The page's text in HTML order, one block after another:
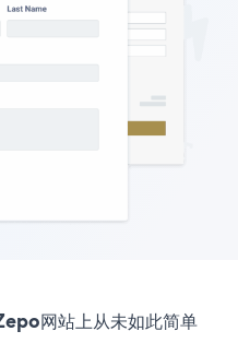
网站上从未如此简单